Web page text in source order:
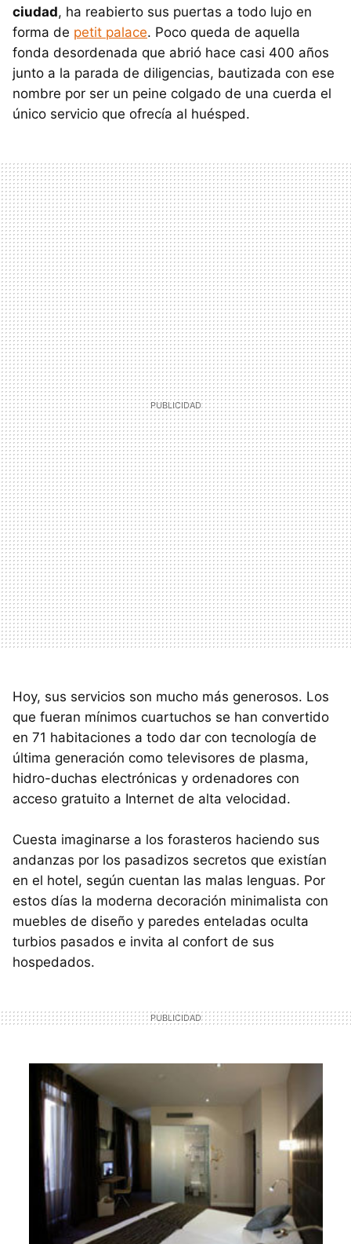
ciudad, ha reabierto sus puertas a todo lujo en
forma de petit palace. Poco queda de aquella
fonda desordenada que abrió hace casi 400 años
junto a la parada de diligencias, bautizada con ese
nombre por ser un peine colgado de una cuerda el
único servicio que ofrecía al huésped.
Hoy, sus servicios son mucho más generosos. Los
que fueran mínimos cuartuchos se han convertido
en 71 habitaciones a todo dar con tecnología de
última generación como televisores de plasma,
hidro-duchas electrónicas y ordenadores con
acceso gratuito a Internet de alta velocidad.
Cuesta imaginarse a los forasteros haciendo sus
andanzas por los pasadizos secretos que existían
en el hotel, según cuentan las malas lenguas. Por
estos días la moderna decoración minimalista con
muebles de diseño y paredes enteladas oculta
turbios pasados e invita al confort de sus
hospedados.